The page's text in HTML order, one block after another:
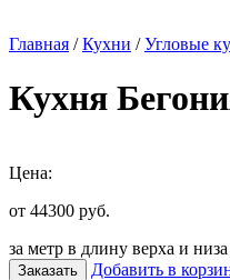
Главная /Кухни /Угловые
Кухня
Цена:
от 44300 руб.
за метр в длину верха и
Заказать Добавить в